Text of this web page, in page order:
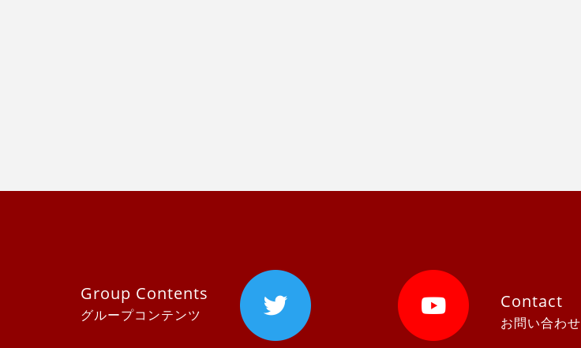
Group Contents
グループコンテンツ
Contact
お問い合わせ